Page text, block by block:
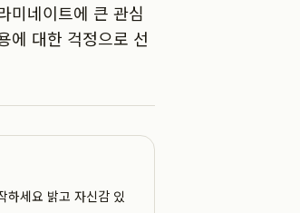
미네이트에 큰 관심
에 대한 걱정으로 선
하세요 밝고 자신감 있